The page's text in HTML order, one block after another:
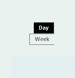
Day
Week